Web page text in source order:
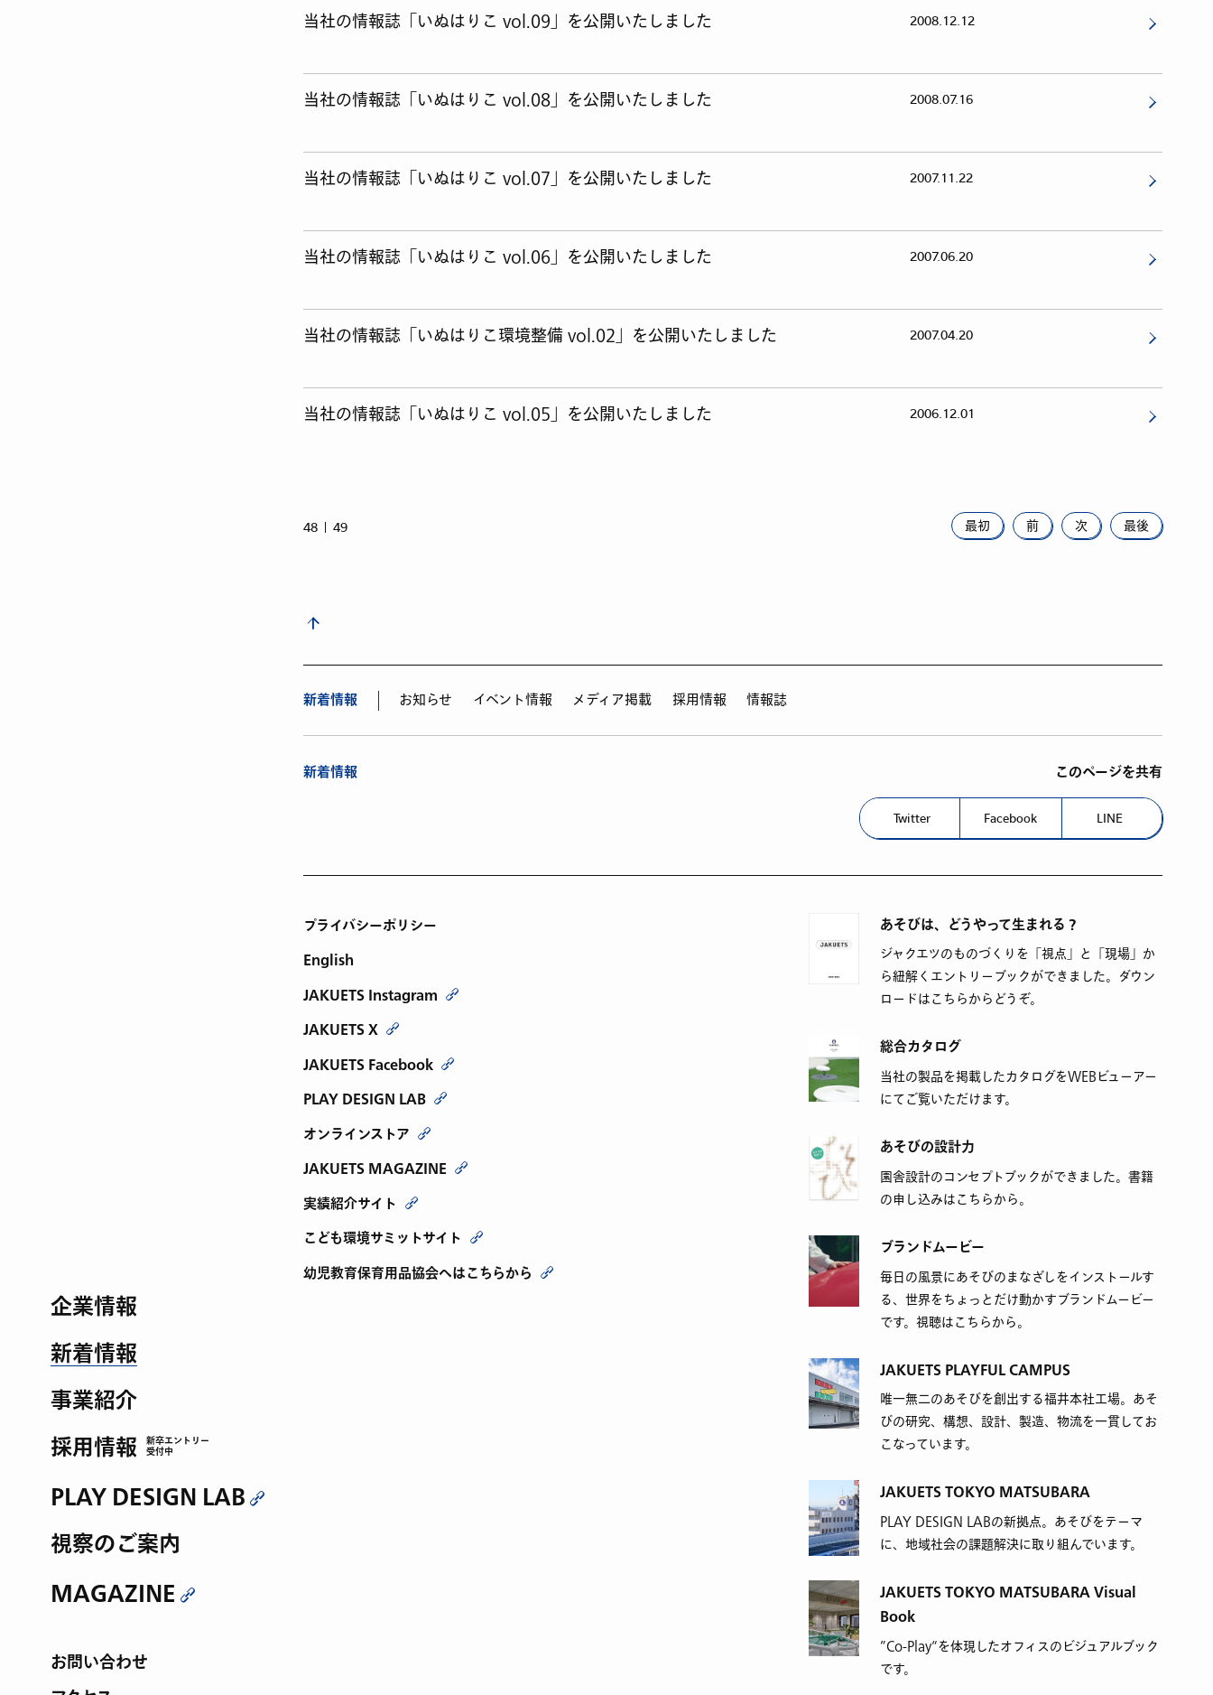
企業情報
新着情報
事業紹介
採用情報
新卒エントリー
受付中
PLAY DESIGN LAB
視察のご案内
MAGAZINE
お問い合わせ
当社の情報誌「いぬはりこ vol.09」を公開いたしました 2008.12.12
当社の情報誌「いぬはりこ vol.08」を公開いたしました 2008.07.16
当社の情報誌「いぬはりこ vol.07」を公開いたしました 2007.11.22
当社の情報誌「いぬはりこ vol.06」を公開いたしました 2007.06.20
当社の情報誌「いぬはりこ環境整備 vol.02」を公開いたしました 2007.04.20
当社の情報誌「いぬはりこ vol.05」を公開いたしました 2006.12.01
48 49 最初 前 次 最後
新着情報 お知らせ イベント情報 メディア掲載 採用情報 情報誌
新着情報 このページを共有
Twitter Facebook LINE
プライバシーポリシー
English
JAKUETS Instagram
JAKUETS X
JAKUETS Facebook
PLAY DESIGN LAB
オンラインストア
JAKUETS MAGAZINE
実績紹介サイト
こども環境サミットサイト
幼児教育保育用品協会へはこちらから
あそびは、どうやって生まれる？
ジャクエツのものづくりを「視点」と「現場」か
ら紐解くエントリーブックができました。ダウン
ロードはこちらからどうぞ。
総合カタログ
当社の製品を掲載したカタログをWEBビューアー
にてご覧いただけます。
あそびの設計力
園舎設計のコンセプトブックができました。書籍
の申し込みはこちらから。
ブランドムービー
毎日の風景にあそびのまなざしをインストールす
る、世界をちょっとだけ動かすブランドムービー
です。視聴はこちらから。
JAKUETS PLAYFUL CAMPUS
唯一無二のあそびを創出する福井本社工場。あそ
びの研究、構想、設計、製造、物流を一貫してお
こなっています。
JAKUETS TOKYO MATSUBARA
PLAY DESIGN LABの新拠点。あそびをテーマ
に、地域社会の課題解決に取り組んでいます。
JAKUETS TOKYO MATSUBARA Visual
Book
”Co-Play“を体現したオフィスのビジュアルブック
です。